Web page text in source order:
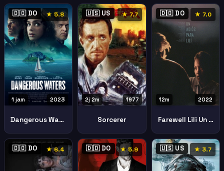
🇩🇴 DO ★ 5.8
2023
1 jam
Dangerous Waters
🇺🇸 US ★ 7.7
1977
2j 2m
Sorcerer
🇩🇴 DO ★ 7.0
2022
12m
Farewell Lili Un Adios Para Lili
🇩🇴 DO ★ 6.4 🇩🇴 DO ★ 5.9 🇺🇸 US ★ 3.7